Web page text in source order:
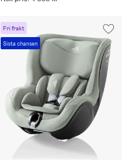
Fri frakt
Sista chansen